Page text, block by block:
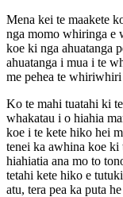
Mena kei te maakete
nga momo whiringa e
koe ki nga ahuatanga
ahuatanga i mua i te
me pehea te
Ko te mahi tuatahi ki
whakatau i o hiahia
koe i te kete hiko hei
tenei ka awhina koe ki
hiahiatia ana mo to
tetahi kete hiko e
atu, tera pea ka puta